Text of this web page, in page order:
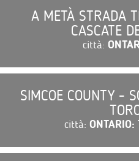
A METÀ STRADA
CASCATE
città:
SIMCOE COUNTY -
città: